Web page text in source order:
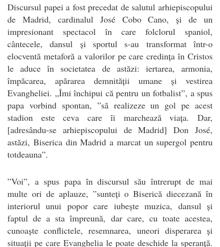
Discursul papei a fost precedat de salutul arhiepiscopului
de Madrid, cardinalul José Cobo Cano, și de un
impresionant spectacol în care folclorul spaniol,
cântecele, dansul și sportul s-au transformat într-o
elocventă metaforă a valorilor pe care credința în Cristos
le aduce în societatea de astăzi: iertarea, armonia,
împăcarea, apărarea demnității umane și vestirea
Evangheliei. „Îmi închipui că pentru un fotbalist”, a spus
papa vorbind spontan, ”să realizeze un gol pe acest
stadion este ceva care îi marchează viața. Dar,
[adresându-se arhiepiscopului de Madrid] Don José,
astăzi, Biserica din Madrid a marcat un supergol pentru
totdeauna”.
”Voi”, a spus papa în discursul său întrerupt de mai
multe ori de aplauze, ”sunteți o Biserică diecezană în
interiorul unui popor care iubește muzica, dansul și
faptul de a sta împreună, dar care, cu toate acestea,
cunoaște conflictele, resemnarea, uneori disperarea și
situații pe care Evanghelia le poate deschide la speranță.